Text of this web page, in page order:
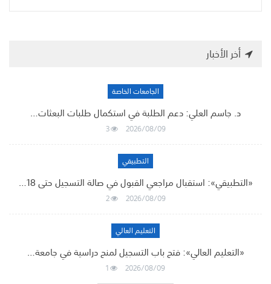
أخر الأخبار
الجامعات الخاصة
د. جاسم العلي: دعم الطلبة في استكمال طلبات البعثات…
2026/08/09
3
التطبيقي
«التطبيقي»: استقبال مراجعي القبول في صالة التسجيل حتى 18…
2026/08/09
2
التعليم العالي
«التعليم العالي»: فتح باب التسجيل لمنح دراسية في جامعة…
2026/08/09
1